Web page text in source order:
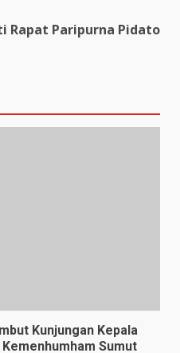
Rapat Paripurna Pidato
Kunjungan Kepala
Sumut